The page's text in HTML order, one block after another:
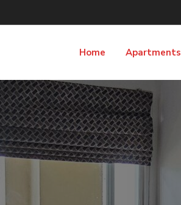
Home Apartments